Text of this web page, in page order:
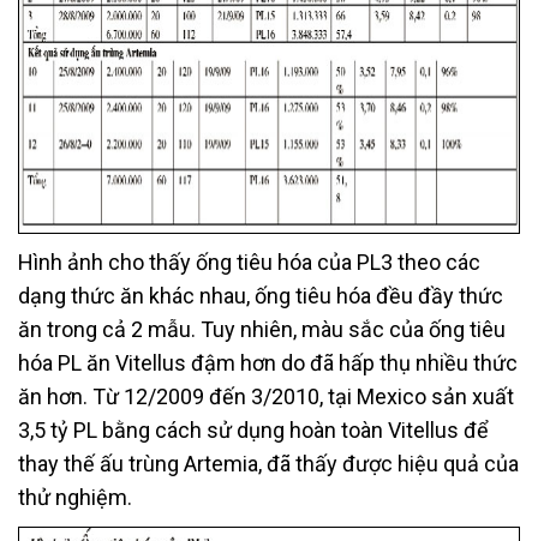
Hình ảnh cho thấy ống tiêu hóa của PL3 theo các
dạng thức ăn khác nhau, ống tiêu hóa đều đầy thức
ăn trong cả 2 mẫu. Tuy nhiên, màu sắc của ống tiêu
hóa PL ăn Vitellus đậm hơn do đã hấp thụ nhiều thức
ăn hơn. Từ 12/2009 đến 3/2010, tại Mexico sản xuất
3,5 tỷ PL bằng cách sử dụng hoàn toàn Vitellus để
thay thế ấu trùng Artemia, đã thấy được hiệu quả của
thử nghiệm.